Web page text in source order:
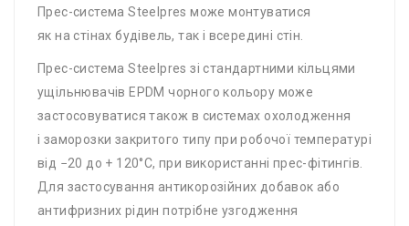
Прес-система Steelpres може монтуватися
як на стінах будівель, так і всередині стін.
Прес-система Steelpres зі стандартними кільцями
ущільнювачів EPDM чорного кольору може
застосовуватися також в системах охолодження
і заморозки закритого типу при робочої температурі
від −20 до + 120°C, при використанні прес-фітингів.
Для застосування антикорозійних добавок або
антифризних рідин потрібне узгодження